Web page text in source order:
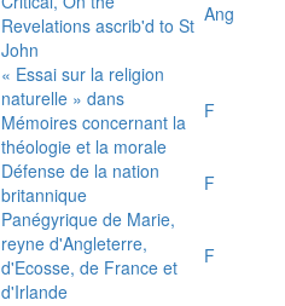
Revelations ascrib'd to St
John
Ang
« Essai sur la religion
naturelle » dans
Mémoires concernant la
théologie et la morale
F
Défense de la nation
britannique
F
Panégyrique de Marie,
reyne d'Angleterre,
d'Ecosse, de France et
d'Irlande
F